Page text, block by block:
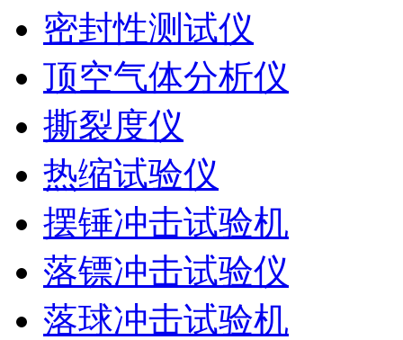
密封性测试仪
顶空气体分析仪
撕裂度仪
热缩试验仪
摆锤冲击试验机
落镖冲击试验仪
落球冲击试验机